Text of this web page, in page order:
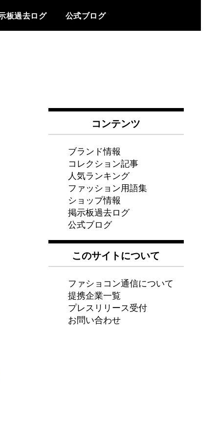
板過去ログ 公式ブログ
コンテンツ
ブランド情報
コレクション記事
人気ランキング
ファッション用語集
ショップ情報
掲示板過去ログ
公式ブログ
このサイトについて
ファショコン通信について
提携企業一覧
プレスリリース受付
お問い合わせ